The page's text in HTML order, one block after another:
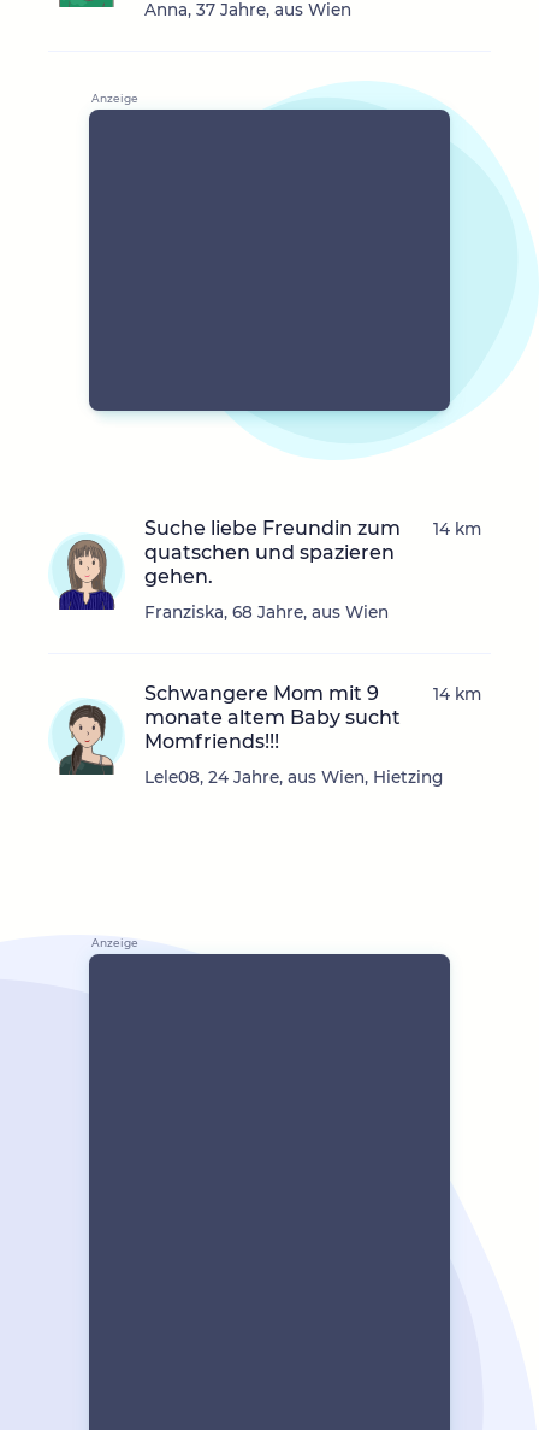
Anna, 37 Jahre, aus Wien
Suche liebe Freundin zum
quatschen und spazieren
gehen.
Franziska, 68 Jahre, aus Wien
14 km
Schwangere Mom mit 9
monate altem Baby sucht
Momfriends!!!
Lele08, 24 Jahre, aus Wien, Hietzing
14 km